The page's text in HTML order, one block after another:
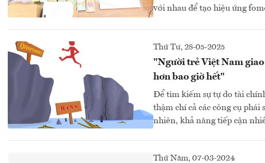
với nhau để tạo hiệu ứng
Thứ Tư, 28-05-2025
"Người trẻ Việt Nam
hơn bao giờ hết"
Để tìm kiếm sự tự do tài
thậm chí cả các công cụ
nhiên, khả năng tiếp cận
Thứ Năm, 07-03-2024